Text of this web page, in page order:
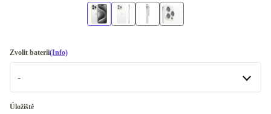
Zvolit baterii(Info)
-
-
Úložiště